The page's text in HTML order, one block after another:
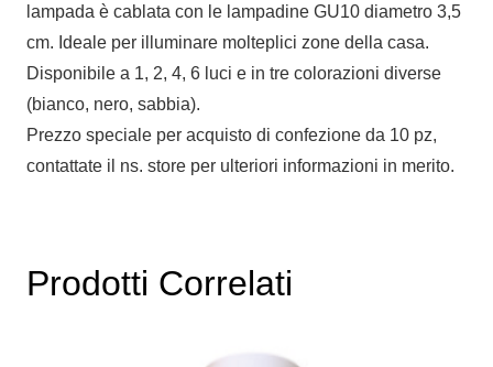
lampada è cablata con le lampadine GU10 diametro 3,5
cm. Ideale per illuminare molteplici zone della casa.
Disponibile a 1, 2, 4, 6 luci e in tre colorazioni diverse
(bianco, nero, sabbia).
Prezzo speciale per acquisto di confezione da 10 pz,
contattate il ns. store per ulteriori informazioni in merito.
Prodotti Correlati